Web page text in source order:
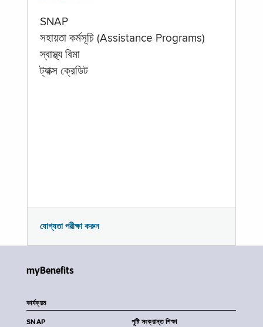
SNAP
সহায়তা কর্মসূচি (Assistance Programs)
স্বাস্থ্য বিমা
ট্যাক্স ক্রেডিট
যোগ্যতা পরীক্ষা করুন
myBenefits
কার্যক্রম
SNAP পুষ্টি সংক্রান্ত শিক্ষা